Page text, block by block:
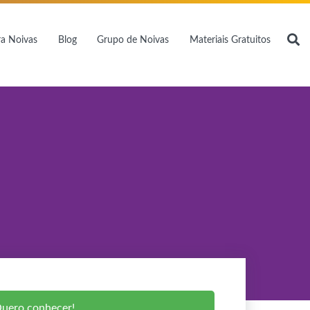
Noivas Blog Grupo de Noivas Materiais Gratuitos